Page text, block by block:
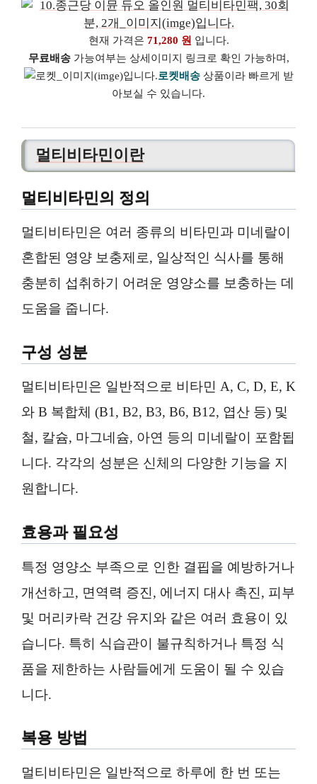
현재 가격은 71,280 원 입니다.
무료배송가능여부는 상세이미지 링크로 확인 가능하며,
로켓배송상품이라 빠르게 받
아보실 수 있습니다.
멀티비타민이란
멀티비타민의 정의
멀티비타민은 여러 종류의 비타민과 미네랄이
혼합된 영양 보충제로, 일상적인 식사를 통해
충분히 섭취하기 어려운 영양소를 보충하는 데
도움을 줍니다.
구성 성분
멀티비타민은 일반적으로 비타민 A, C, D, E, K
와 B 복합체 (B1, B2, B3, B6, B12, 엽산 등) 및
철, 칼슘, 마그네슘, 아연 등의 미네랄이 포함됩
니다. 각각의 성분은 신체의 다양한 기능을 지
원합니다.
효용과 필요성
특정 영양소 부족으로 인한 결핍을 예방하거나
개선하고, 면역력 증진, 에너지 대사 촉진, 피부
및 머리카락 건강 유지와 같은 여러 효용이 있
습니다. 특히 식습관이 불규칙하거나 특정 식
품을 제한하는 사람들에게 도움이 될 수 있습
니다.
복용 방법
멀티비타민은 일반적으로 하루에 한 번 또는